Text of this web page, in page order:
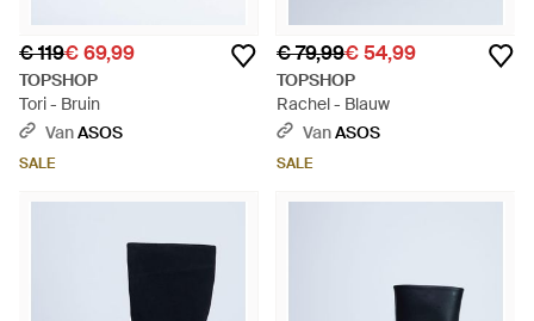
€ 119€ 69,99
TOPSHOP
Tori - Bruin
VanASOS
SALE
€ 79,99€ 54,99
TOPSHOP
Rachel - Blauw
VanASOS
SALE